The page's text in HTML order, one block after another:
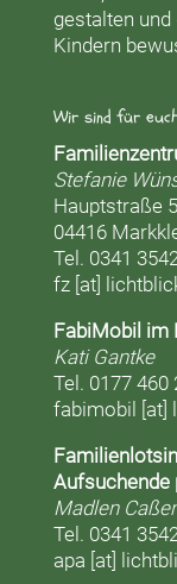
gestalten
Kindern
Wir sind für
Stefanie
Hauptstraße
04416
Tel. 0341
fz [at]
FabiMobil im
Kati Gantke
Tel. 0177 460
fabimobil [at]
Aufsuchende
Madlen
Tel. 0341
apa [at]